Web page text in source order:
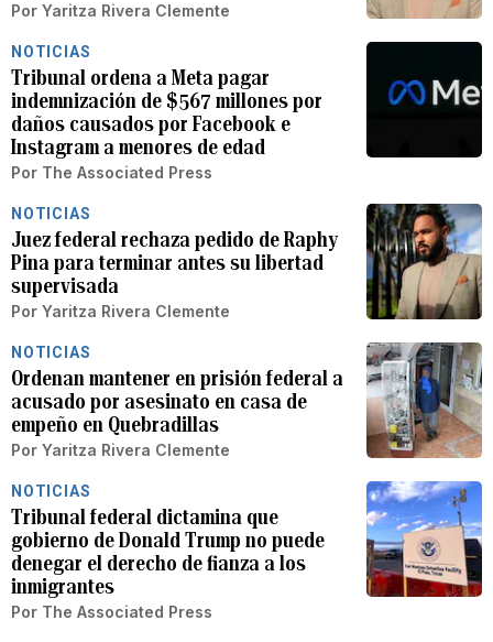
Por Yaritza Rivera Clemente
NOTICIAS
Tribunal ordena a Meta pagar
indemnización de $567 millones por
daños causados por Facebook e
Instagram a menores de edad
Por The Associated Press
NOTICIAS
Juez federal rechaza pedido de Raphy
Pina para terminar antes su libertad
supervisada
Por Yaritza Rivera Clemente
NOTICIAS
Ordenan mantener en prisión federal a
acusado por asesinato en casa de
empeño en Quebradillas
Por Yaritza Rivera Clemente
NOTICIAS
Tribunal federal dictamina que
gobierno de Donald Trump no puede
denegar el derecho de fianza a los
inmigrantes
Por The Associated Press